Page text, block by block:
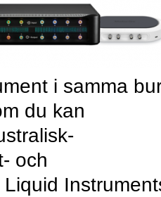
i samma
du kan
och